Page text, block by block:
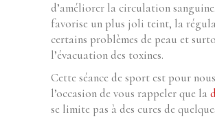
d’améliorer la circulation
favorise un plus joli teint, la
certains problèmes de peau et
l’évacuation des toxines.
Cette séance de sport est pour nous
l’occasion de vous rappeler que la
se limite pas à des cures de